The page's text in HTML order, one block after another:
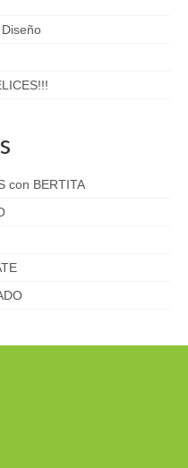
con BERTITA